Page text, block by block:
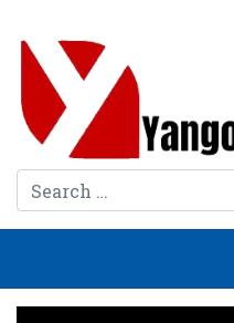
Search